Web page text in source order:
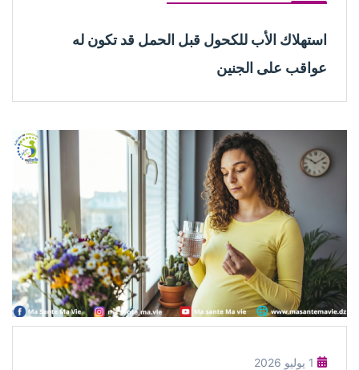
استهلاك الأب للكحول قبل الحمل قد تكون له
عواقب على الجنين
1 يوليو 2026